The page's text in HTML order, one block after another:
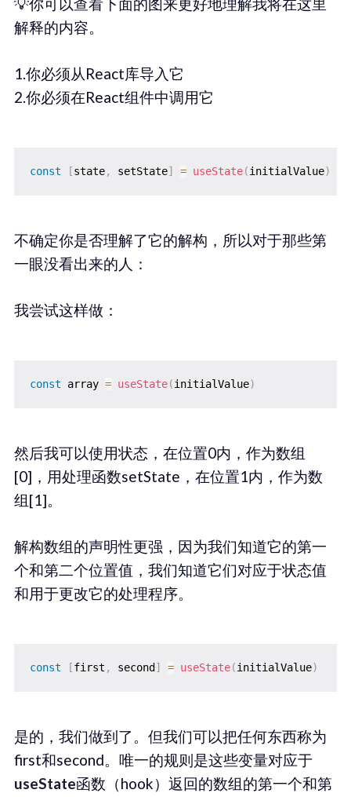
💡你可以查看下面的图来更好地理解我将在这里
解释的内容。
1.你必须从React库导入它
2.你必须在React组件中调用它
const [state, setState] = useState(initialValue)
不确定你是否理解了它的解构，所以对于那些第
一眼没看出来的人：
我尝试这样做：
const array = useState(initialValue)
然后我可以使用状态，在位置0内，作为数组
[0]，用处理函数setState，在位置1内，作为数
组[1]。
解构数组的声明性更强，因为我们知道它的第一
个和第二个位置值，我们知道它们对应于状态值
和用于更改它的处理程序。
const [first , second ] = useState(initialValue)
是的，我们做到了。但我们可以把任何东西称为
first和second。唯一的规则是这些变量对应于
useState函数（hook）返回的数组的第一个和第